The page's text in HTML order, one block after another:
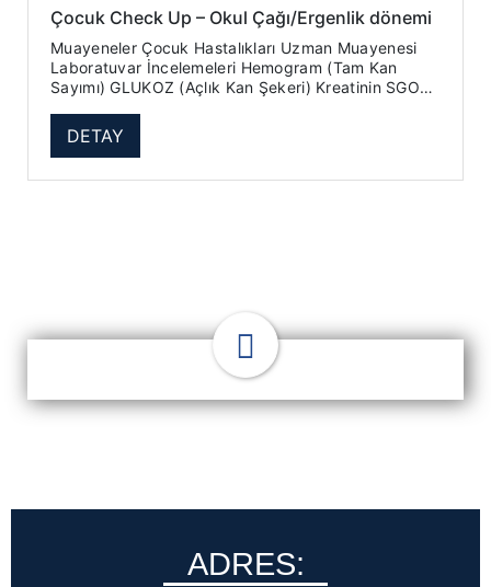
Çocuk Check Up – Okul Çağı/Ergenlik dönemi
Muayeneler Çocuk Hastalıkları Uzman Muayenesi
Laboratuvar İncelemeleri Hemogram (Tam Kan
Sayımı) GLUKOZ (Açlık Kan Şekeri) Kreatinin SGOT
DETAY
ADRES: